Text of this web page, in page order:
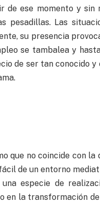
de ese momento y sin
pesadillas. Las
su presencia
se tambalea y
de ser tan conocido y
que no coincide con
de un entorno
especie de
en la transformación